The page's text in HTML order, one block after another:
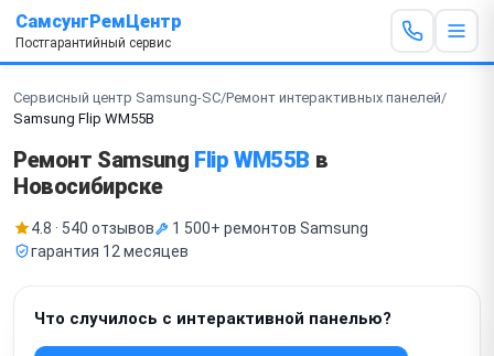
СамсунгРемЦентр
Постгарантийный сервис
Сервисный центр Samsung-SC/Ремонт интерактивных панелей/
Samsung Flip WM55B
Ремонт Samsung Flip WM55B в
Новосибирске
4.8 · 540 отзывов
1 500+ ремонтов Samsung
гарантия 12 месяцев
Что случилось с интерактивной панелью?